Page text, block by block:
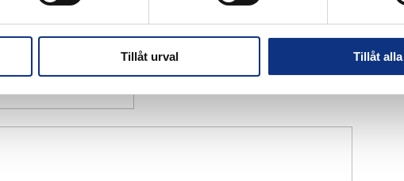
Tillåt urval Tillåt alla